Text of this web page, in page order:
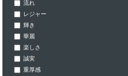
流れ
レジャー
輝き
華麗
楽しさ
誠実
重厚感